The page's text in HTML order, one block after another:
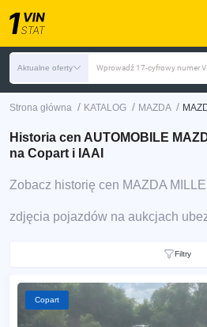
Aktualne oferty Wprowadź 17-cyfrowy numer
Strona główna / KATALOG / MAZDA /
Historia cen AUTOMOBILE
na Copart i IAAI
Zobacz historię cen MAZDA
zdjęcia pojazdów na aukcjach
Filtry
Copart